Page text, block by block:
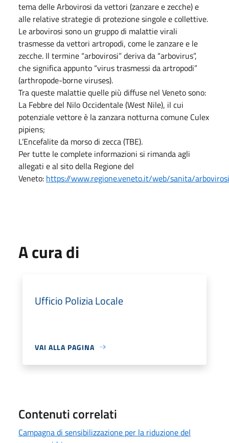
tema delle Arbovirosi da vettori (zanzare e zecche) e
alle relative strategie di protezione singole e collettive.
Le arbovirosi sono un gruppo di malattie virali
trasmesse da vettori artropodi, come le zanzare e le
zecche. Il termine “arbovirosi” deriva da “arbovirus”,
che significa appunto “virus trasmessi da artropodi”
(arthropode-borne viruses).
Tra queste malattie quelle più diffuse nel Veneto sono:
La Febbre del Nilo Occidentale (West Nile), il cui
potenziale vettore è la zanzara notturna comune Culex
pipiens;
L’Encefalite da morso di zecca (TBE).
Per tutte le complete informazioni si rimanda agli
allegati e al sito della Regione del
Veneto: https://www.regione.veneto.it/web/sanita/arbovirosi
A cura di
Ufficio Polizia Locale
VAI ALLA PAGINA
Contenuti correlati
Campagna di sensibilizzazione per la riduzione del